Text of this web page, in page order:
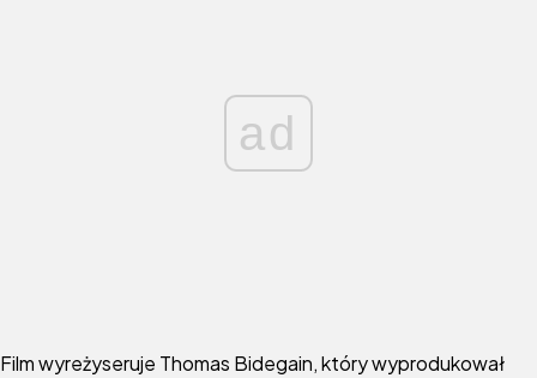
ad
Film wyreżyseruje Thomas Bidegain, który wyprodukował